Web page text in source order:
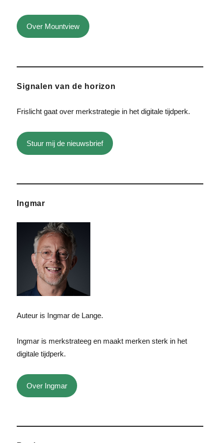
Over Mountview
Signalen van de horizon
Frislicht gaat over merkstrategie in het digitale tijdperk.
Stuur mij de nieuwsbrief
Ingmar
Auteur is Ingmar de Lange.
Ingmar is merkstrateeg en maakt merken sterk in het
digitale tijdperk.
Over Ingmar